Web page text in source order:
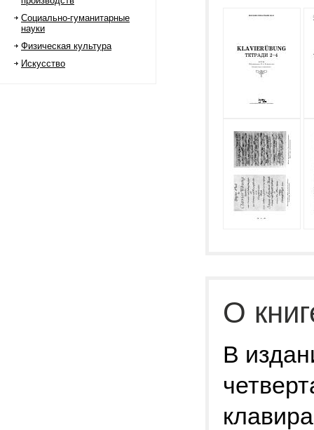
Социально-гуманитарные
науки
Физическая культура
Искусство
О
В